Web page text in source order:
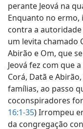
perante Jeová na
Enquanto no
contra a
um levita chamado
Abirão e Om, que
Jeová fez com que
Corá, Datã e
famílias, ao passo
coconspiradores
16:1-35) Irrompeu
da congregação